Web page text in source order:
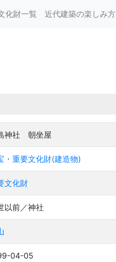
化財一覧 近代建築の楽しみ方
神社 朝坐屋
・重要文化財(建造物)
文化財
以前／神社
04-05